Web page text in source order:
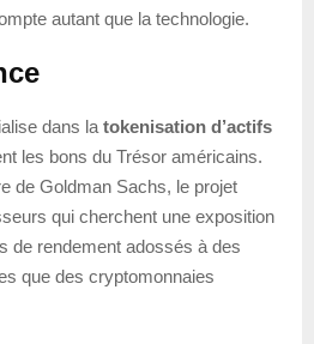
autant que la technologie.
dans la tokenisation d’actifs
les bons du Trésor américains.
de Goldman Sachs, le projet
qui cherchent une exposition
de rendement adossés à des
que des cryptomonnaies